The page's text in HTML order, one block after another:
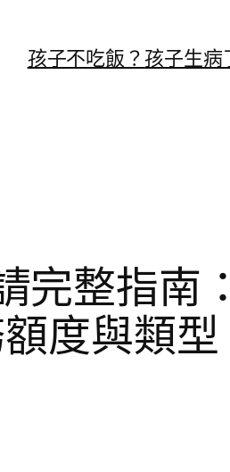
孩子不吃飯？ 孩子生病
完整指南
度與類型